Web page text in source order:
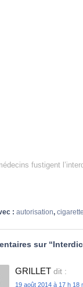
fustigent
: autorisation,
sur “
GRILLET dit :
19 août 2014 à 17 h 18